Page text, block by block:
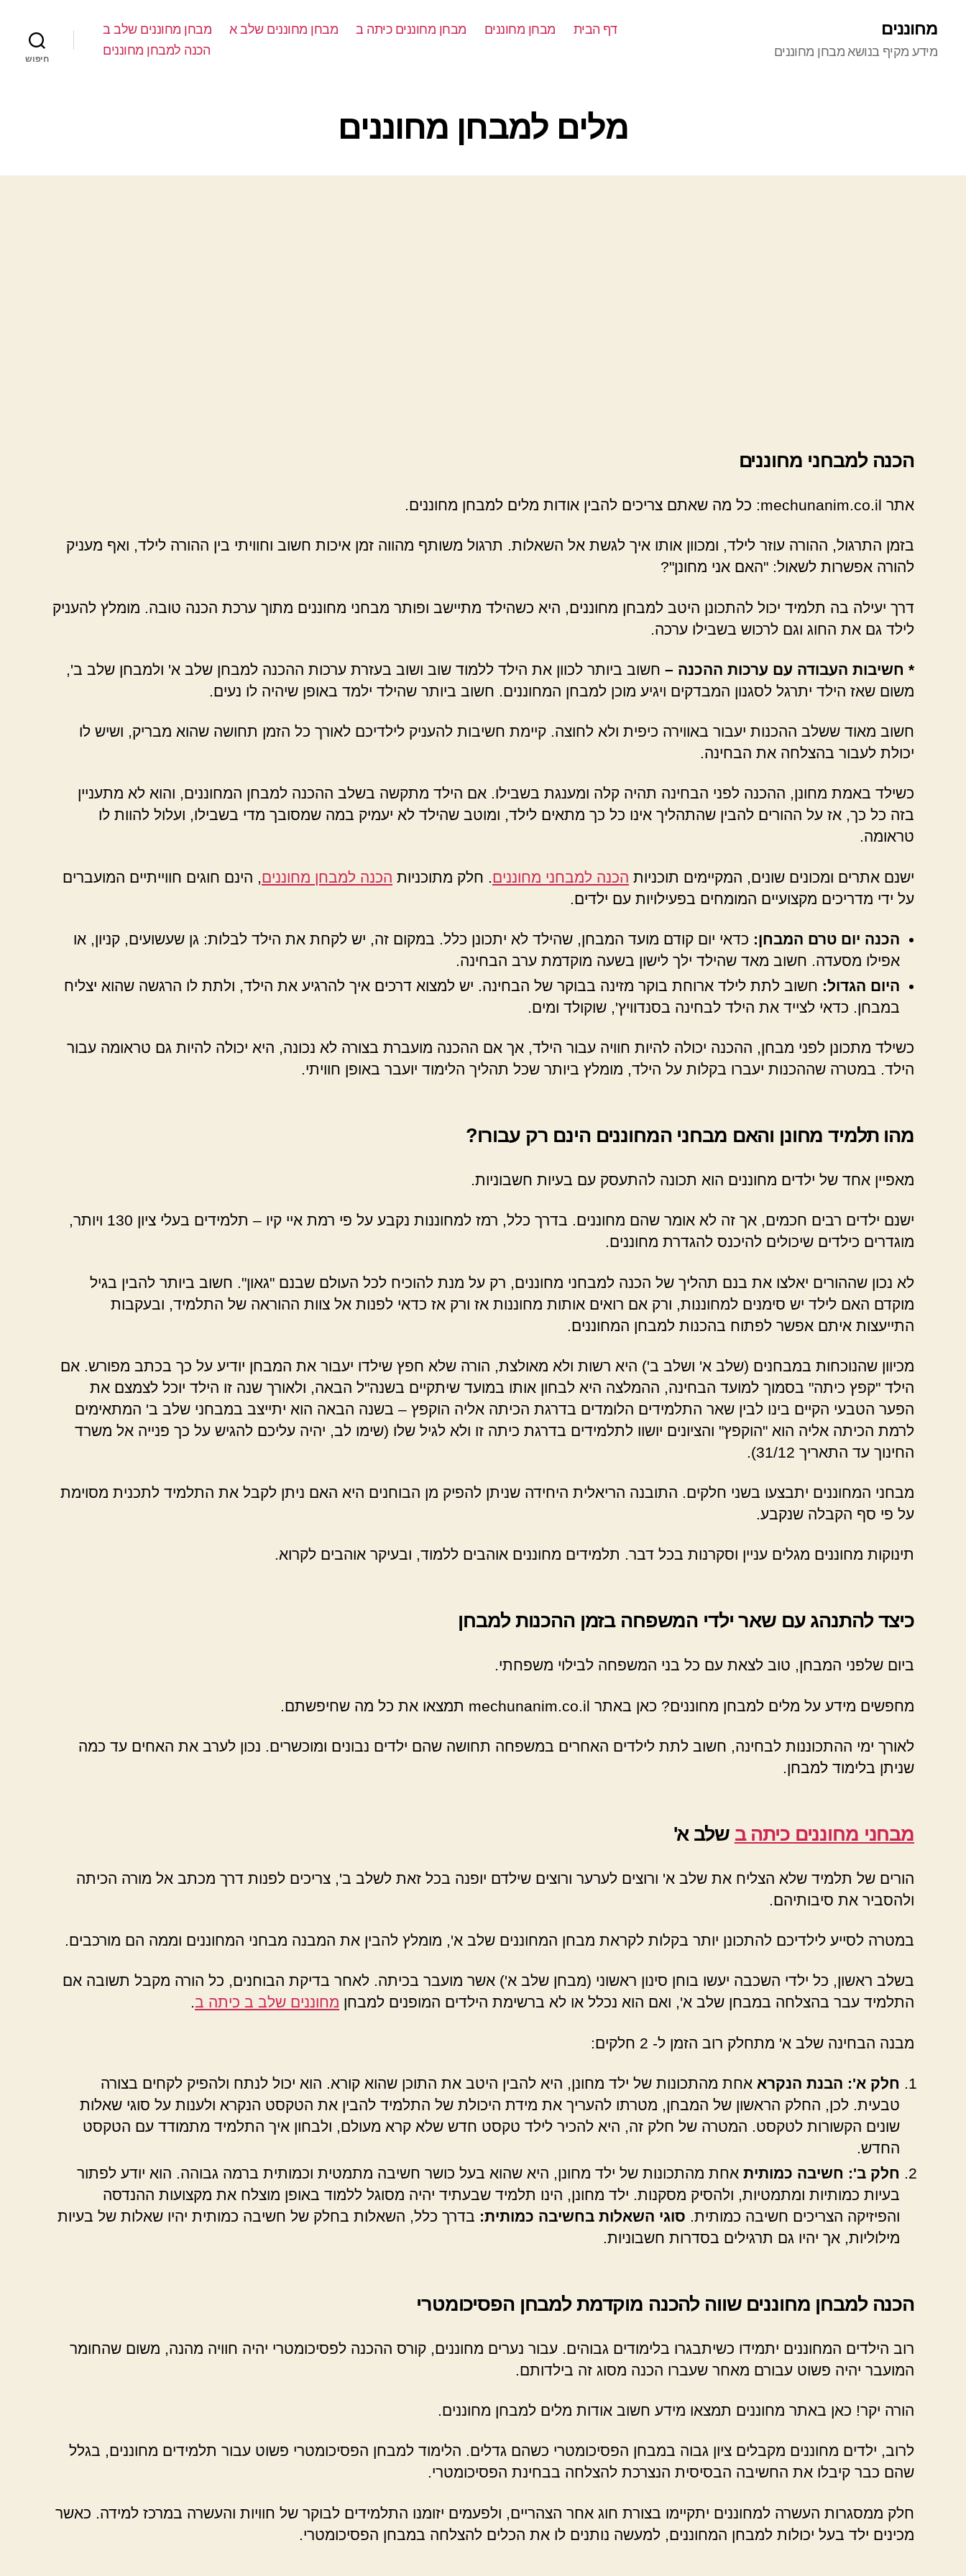
מחוננים
מידע מקיף בנושא מבחן מחוננים
דף הבית מבחן מחוננים מבחן מחוננים כיתה ב מבחן מחוננים שלב א
מבחן מחוננים שלב ב
הכנה למבחן מחוננים
חיפוש
קטגוריות
מלים למבחן מחוננים
הכנה למבחני מחוננים
אתר mechunanim.co.il: כל מה שאתם צריכים להבין אודות מלים למבחן מחוננים.
בזמן התרגול, ההורה עוזר לילד, ומכוון אותו איך לגשת אל השאלות. תרגול משותף מהווה זמן איכות חשוב וחוויתי בין ההורה לילד, ואף מעניק
להורה אפשרות לשאול: "האם אני מחונן"?
דרך יעילה בה תלמיד יכול להתכונן היטב למבחן מחוננים, היא כשהילד מתיישב ופותר מבחני מחוננים מתוך ערכת הכנה טובה. מומלץ להעניק
לילד גם את החוג וגם לרכוש בשבילו ערכה.
* חשיבות העבודה עם ערכות ההכנה – חשוב ביותר לכוון את הילד ללמוד שוב ושוב בעזרת ערכות ההכנה למבחן שלב א' ולמבחן שלב ב',
משום שאז הילד יתרגל לסגנון המבדקים ויגיע מוכן למבחן המחוננים. חשוב ביותר שהילד ילמד באופן שיהיה לו נעים.
חשוב מאוד ששלב ההכנות יעבור באווירה כיפית ולא לחוצה. קיימת חשיבות להעניק לילדיכם לאורך כל הזמן תחושה שהוא מבריק, ושיש לו
יכולת לעבור בהצלחה את הבחינה.
כשילד באמת מחונן, ההכנה לפני הבחינה תהיה קלה ומענגת בשבילו. אם הילד מתקשה בשלב ההכנה למבחן המחוננים, והוא לא מתעניין
בזה כל כך, אז על ההורים להבין שהתהליך אינו כל כך מתאים לילד, ומוטב שהילד לא יעמיק במה שמסובך מדי בשבילו, ועלול להוות לו
טראומה.
ישנם אתרים ומכונים שונים, המקיימים תוכניות הכנה למבחני מחוננים . חלק מתוכניות הכנה למבחן מחוננים , הינם חוגים חווייתיים המועברים
על ידי מדריכים מקצועיים המומחים בפעילויות עם ילדים.
הכנה יום טרם המבחן: כדאי יום קודם מועד המבחן, שהילד לא יתכונן כלל. במקום זה, יש לקחת את הילד לבלות: גן שעשועים, קניון, או
אפילו מסעדה. חשוב מאד שהילד ילך לישון בשעה מוקדמת ערב הבחינה.
היום הגדול: חשוב לתת לילד ארוחת בוקר מזינה בבוקר של הבחינה. יש למצוא דרכים איך להרגיע את הילד, ולתת לו הרגשה שהוא יצליח
במבחן. כדאי לצייד את הילד לבחינה בסנדוויץ', שוקולד ומים.
כשילד מתכונן לפני מבחן, ההכנה יכולה להיות חוויה עבור הילד, אך אם ההכנה מועברת בצורה לא נכונה, היא יכולה להיות גם טראומה עבור
הילד. במטרה שההכנות יעברו בקלות על הילד, מומלץ ביותר שכל תהליך הלימוד יועבר באופן חוויתי.
מהו תלמיד מחונן והאם מבחני המחוננים הינם רק עבורו?
מאפיין אחד של ילדים מחוננים הוא תכונה להתעסק עם בעיות חשבוניות.
ישנם ילדים רבים חכמים, אך זה לא אומר שהם מחוננים. בדרך כלל, רמז למחוננות נקבע על פי רמת איי קיו – תלמידים בעלי ציון 130 ויותר,
מוגדרים כילדים שיכולים להיכנס להגדרת מחוננים.
לא נכון שההורים יאלצו את בנם תהליך של הכנה למבחני מחוננים, רק על מנת להוכיח לכל העולם שבנם "גאון". חשוב ביותר להבין בגיל
מוקדם האם לילד יש סימנים למחוננות, ורק אם רואים אותות מחוננות אז ורק אז כדאי לפנות אל צוות ההוראה של התלמיד, ובעקבות
התייעצות איתם אפשר לפתוח בהכנות למבחן המחוננים.
מכיוון שהנוכחות במבחנים (שלב א' ושלב ב') היא רשות ולא מאולצת, הורה שלא חפץ שילדו יעבור את המבחן יודיע על כך בכתב מפורש. אם
הילד "קפץ כיתה" בסמוך למועד הבחינה, ההמלצה היא לבחון אותו במועד שיתקיים בשנה"ל הבאה, ולאורך שנה זו הילד יוכל לצמצם את
הפער הטבעי הקיים בינו לבין שאר התלמידים הלומדים בדרגת הכיתה אליה הוקפץ – בשנה הבאה הוא יתייצב במבחני שלב ב' המתאימים
לרמת הכיתה אליה הוא "הוקפץ" והציונים יושוו לתלמידים בדרגת כיתה זו ולא לגיל שלו (שימו לב, יהיה עליכם להגיש על כך פנייה אל משרד
החינוך עד התאריך 31/12).
מבחני המחוננים יתבצעו בשני חלקים. התובנה הריאלית היחידה שניתן להפיק מן הבוחנים היא האם ניתן לקבל את התלמיד לתכנית מסוימת
על פי סף הקבלה שנקבע.
תינוקות מחוננים מגלים עניין וסקרנות בכל דבר. תלמידים מחוננים אוהבים ללמוד, ובעיקר אוהבים לקרוא.
כיצד להתנהג עם שאר ילדי המשפחה בזמן ההכנות למבחן
ביום שלפני המבחן, טוב לצאת עם כל בני המשפחה לבילוי משפחתי.
מחפשים מידע על מלים למבחן מחוננים? כאן באתר mechunanim.co.il תמצאו את כל מה שחיפשתם.
לאורך ימי ההתכוננות לבחינה, חשוב לתת לילדים האחרים במשפחה תחושה שהם ילדים נבונים ומוכשרים. נכון לערב את האחים עד כמה
שניתן בלימוד למבחן.
מבחני מחוננים כיתה ב שלב א'
הורים של תלמיד שלא הצליח את שלב א' ורוצים לערער ורוצים שילדם יופנה בכל זאת לשלב ב', צריכים לפנות דרך מכתב אל מורה הכיתה
ולהסביר את סיבותיהם.
במטרה לסייע לילדיכם להתכונן יותר בקלות לקראת מבחן המחוננים שלב א', מומלץ להבין את המבנה מבחני המחוננים וממה הם מורכבים.
בשלב ראשון, כל ילדי השכבה יעשו בוחן סינון ראשוני (מבחן שלב א') אשר מועבר בכיתה. לאחר בדיקת הבוחנים, כל הורה מקבל תשובה אם
התלמיד עבר בהצלחה במבחן שלב א', ואם הוא נכלל או לא ברשימת הילדים המופנים למבחן מחוננים שלב ב כיתה ב.
מבנה הבחינה שלב א' מתחלק רוב הזמן ל- 2 חלקים:
חלק א': הבנת הנקרא אחת מהתכונות של ילד מחונן, היא להבין היטב את התוכן שהוא קורא. הוא יכול לנתח ולהפיק לקחים בצורה
טבעית. לכן, החלק הראשון של המבחן, מטרתו להעריך את מידת היכולת של התלמיד להבין את הטקסט הנקרא ולענות על סוגי שאלות
שונים הקשורות לטקסט. המטרה של חלק זה, היא להכיר לילד טקסט חדש שלא קרא מעולם, ולבחון איך התלמיד מתמודד עם הטקסט
החדש.
חלק ב': חשיבה כמותית אחת מהתכונות של ילד מחונן, היא שהוא בעל כושר חשיבה מתמטית וכמותית ברמה גבוהה. הוא יודע לפתור
בעיות כמותיות ומתמטיות, ולהסיק מסקנות. ילד מחונן, הינו תלמיד שבעתיד יהיה מסוגל ללמוד באופן מוצלח את מקצועות ההנדסה
והפיזיקה הצריכים חשיבה כמותית. סוגי השאלות בחשיבה כמותית: בדרך כלל, השאלות בחלק של חשיבה כמותית יהיו שאלות של בעיות
מילוליות, אך יהיו גם תרגילים בסדרות חשבוניות.
הכנה למבחן מחוננים שווה להכנה מוקדמת למבחן הפסיכומטרי
רוב הילדים המחוננים יתמידו כשיתבגרו בלימודים גבוהים. עבור נערים מחוננים, קורס ההכנה לפסיכומטרי יהיה חוויה מהנה, משום שהחומר
המועבר יהיה פשוט עבורם מאחר שעברו הכנה מסוג זה בילדותם.
הורה יקר! כאן באתר מחוננים תמצאו מידע חשוב אודות מלים למבחן מחוננים.
לרוב, ילדים מחוננים מקבלים ציון גבוה במבחן הפסיכומטרי כשהם גדלים. הלימוד למבחן הפסיכומטרי פשוט עבור תלמידים מחוננים, בגלל
שהם כבר קיבלו את החשיבה הבסיסית הנצרכת להצלחה בבחינת הפסיכומטרי.
חלק ממסגרות העשרה למחוננים יתקיימו בצורת חוג אחר הצהריים, ולפעמים יזומנו התלמידים לבוקר של חוויות והעשרה במרכז למידה. כאשר
מכינים ילד בעל יכולות למבחן המחוננים, למעשה נותנים לו את הכלים להצלחה במבחן הפסיכומטרי.